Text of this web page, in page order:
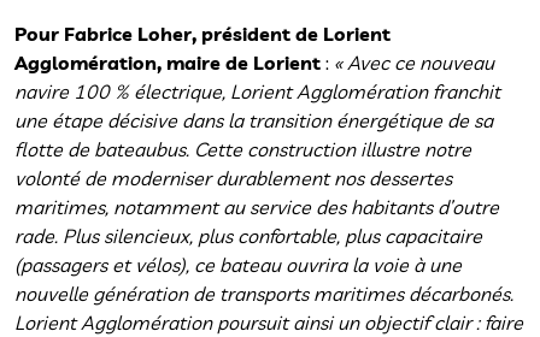
Pour Fabrice Loher, président de Lorient
Agglomération, maire de Lorient : « Avec ce nouveau
navire 100 % électrique, Lorient Agglomération franchit
une étape décisive dans la transition énergétique de sa
flotte de bateaubus. Cette construction illustre notre
volonté de moderniser durablement nos dessertes
maritimes, notamment au service des habitants d’outre
rade. Plus silencieux, plus confortable, plus capacitaire
(passagers et vélos), ce bateau ouvrira la voie à une
nouvelle génération de transports maritimes décarbonés.
Lorient Agglomération poursuit ainsi un objectif clair : faire